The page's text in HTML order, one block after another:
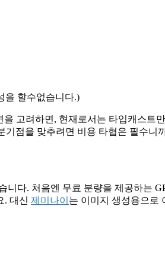
을 할수없습니다.)
고려하면, 현재로서는 타입캐스트
기점을 맞추려면 비용 타협은 필수니
다. 처음엔 무료 분량을 제공하는
. 대신 제미나이 는 이미지 생성용으로